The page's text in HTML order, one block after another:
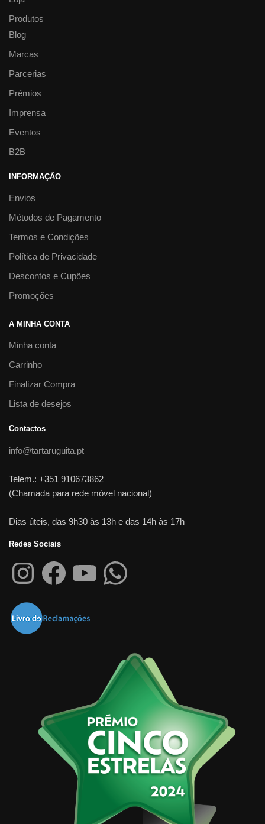
Produtos
Blog
Marcas
Parcerias
Prémios
Imprensa
Eventos
B2B
INFORMAÇÃO
Envios
Métodos de Pagamento
Termos e Condições
Política de Privacidade
Descontos e Cupões
Promoções
A MINHA CONTA
Minha conta
Carrinho
Finalizar Compra
Lista de desejos
Contactos
info@tartaruguita.pt
Telem.: +351 910673862
(Chamada para rede móvel nacional)
Dias úteis, das 9h30 às 13h e das 14h às 17h
Redes Sociais